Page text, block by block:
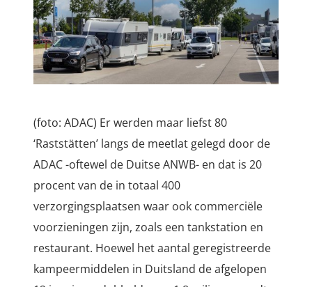
(foto: ADAC) Er werden maar liefst 80
‘Raststätten’ langs de meetlat gelegd door de
ADAC -oftewel de Duitse ANWB- en dat is 20
procent van de in totaal 400
verzorgingsplaatsen waar ook commerciële
voorzieningen zijn, zoals een tankstation en
restaurant. Hoewel het aantal geregistreerde
kampeermiddelen in Duitsland de afgelopen